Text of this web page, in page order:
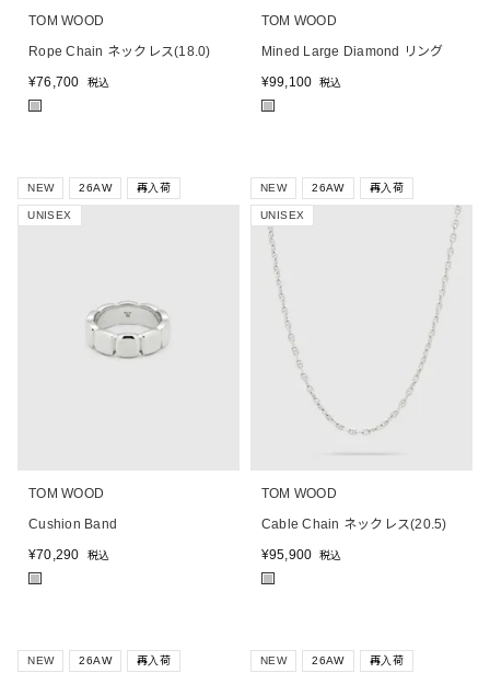
TOM WOOD
Rope Chain ネックレス(18.0)
¥76,700 税込
■
TOM WOOD
Mined Large Diamond リング
¥99,100 税込
■
NEW 26AW 再入荷
UNISEX
TOM WOOD
Cushion Band
¥70,290 税込
■
NEW 26AW 再入荷
UNISEX
TOM WOOD
Cable Chain ネックレス(20.5)
¥95,900 税込
■
NEW 26AW 再入荷 NEW 26AW 再入荷